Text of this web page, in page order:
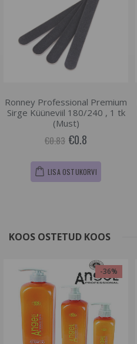
Ronney Professional Premium
Sirge Küüneviil 180/240 , 1 tk
(Must)
€0.83 €0.8
LISA OSTUKORVI
KOOS OSTETUD KOOS
-36%